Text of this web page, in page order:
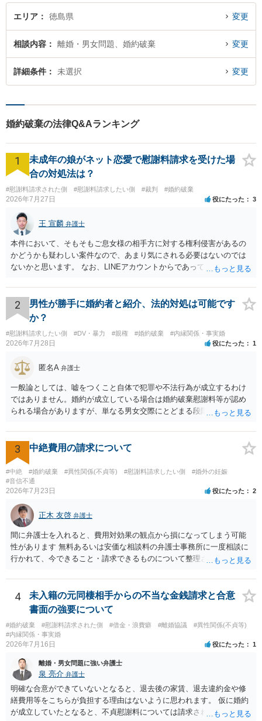
エリア 徳島県 変更
相談内容 離婚・男女問題、婚約破棄 変更
詳細条件 未選択 変更
婚約破棄の法律Q&Aランキング
1
未成年の娘がネット恋愛で慰謝料請求を受けた場
合の対処法は？
#慰謝料請求された側 #慰謝料請求したい側 #裁判 #婚約破棄
2026年7月27日 役にたった 3
王 宣麟 弁護士
本件において、そもそもご息女様の相手方に対する権利侵害があるの
かどうかも疑わしい案件なので、あまり気にされる必要はないのでは
ないかと思います。 なお、LINEアカウントからであっても、そこに紐
るパターンはありえるものの、本件のような精神的損害が発生したと
明確にいえないような案件において開示がなされる可能性も低いので
はないかと推察します。
2
男性が勝手に婚約者と紹介、法的対処は可能です
か？
#慰謝料請求したい側 #DV・暴力 #親権 #婚約破棄 #内縁関係・事実婚
2026年7月28日 役にたった 1
匿名A 弁護士
一般論としては、嘘をつくこと自体で犯罪や不法行為が成立するわけ
ではありません。婚約が成立している場合は婚約破棄慰謝料等が認め
られる場合がありますが、単なる男女交際にとどまる段階の場合、独
慰謝料は生じないことが多いと思われます。 お怒りはごもっともです
が、仮に交際を進めたとしても後に相手を信頼できなくなる可能性が
高かったということですので、むしろ結婚しなくてよかったと割り切
って、交際を終わらせるのがよいと思います。
3 中絶費用の請求について
#中絶 #婚約破棄 #異性関係(不貞等) #慰謝料請求したい側
#婚外の妊娠
#音信不通
2026年7月23日 役にたった 2
正木 友啓 弁護士
間に弁護士を入れると、費用対効果の観点から損になってしまう可能
性があります 無料あるいは安価な相談料の弁護士事務所に一度相談に
行かれて、今できること・請求できるものについて整理されるのがよ
4
未入籍の元同棲相手からの不当な金銭請求と合意
書面の強要について
#婚約破棄 #慰謝料請求された側 #借金・浪費癖 #離婚協議
#異性関係(不貞等)
#内縁関係・事実婚
2026年7月16日 役にたった 1
離婚・男女問題に強い弁護士
泉 亮介 弁護士
明確な合意ができていないとなると、退去後の家賃、退去違約金や修
繕費用等をこちらが負担する理由はないように思われます。 仮に婚約
が成立していたとなると、不貞慰謝料については請求される可能性が